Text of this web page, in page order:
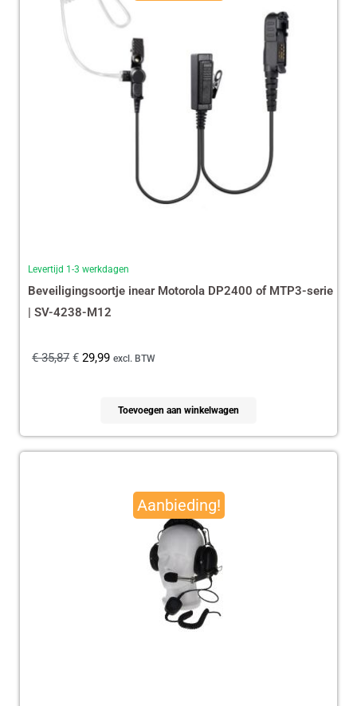
Levertijd 1-3 werkdagen
Beveiligingsoortje inear Motorola DP2400 of MTP3-serie
| SV-4238-M12
€35,87
€ 35,87.
€ 29,99
€ 29,99.
excl. BTW
Toevoegen aan winkelwagen
Aanbieding!
€ 165,00.